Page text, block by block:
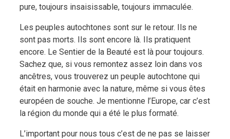
pure, toujours insaisissable, toujours immaculée.
Les peuples autochtones sont sur le retour. Ils ne
sont pas morts. Ils sont encore là. Ils pratiquent
encore. Le Sentier de la Beauté est là pour toujours.
Sachez que, si vous remontez assez loin dans vos
ancêtres, vous trouverez un peuple autochtone qui
était en harmonie avec la nature, même si vous êtes
européen de souche. Je mentionne l’Europe, car c’est
la région du monde qui a été le plus formaté.
L’important pour nous tous c’est de ne pas se laisser